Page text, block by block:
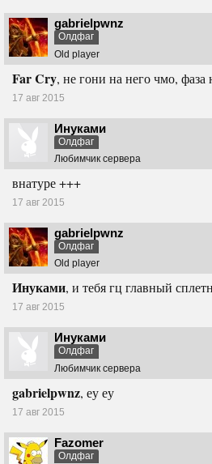
gabrielpwnz
Олдфаг
Old player
Far Cry, не гони на него чмо, фаза
17 авг 2015
Инуками
Олдфаг
Любимчик сервера
внатуре +++
17 авг 2015
gabrielpwnz
Олдфаг
Old player
Инуками, и тебя гц главный
17 авг 2015
Инуками
Олдфаг
Любимчик сервера
gabrielpwnz, еу еу
17 авг 2015
Fazomer
Олдфаг